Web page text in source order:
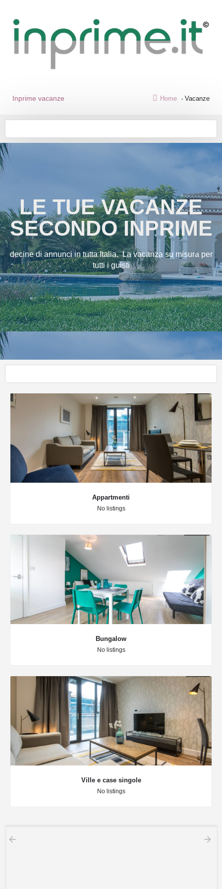
Inprime vacanze Home Vacanze
LE TUE VACANZE
SECONDO INPRIME
decine di annunci in tutta Italia. La vacanza su misura per
tutti i guisti
Appartmenti
No listings
Bungalow
No listings
Ville e case singole
No listings